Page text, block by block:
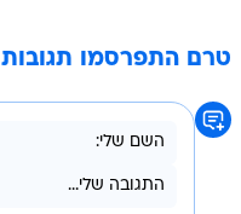
טרם התפרסמו תגובות